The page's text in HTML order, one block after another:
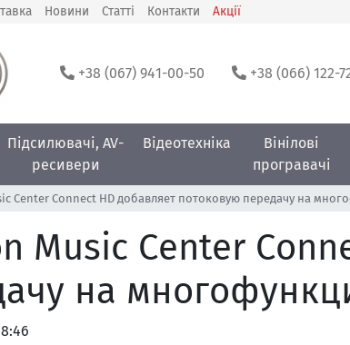
Новини Статті Контакти Акції
+38 (067) 941-00-50 +38 (066) 122-
Підсилювачі, AV-
ресивери
Відеотехніка
Вінілові
програвачі
Center Connect HD добавляет потоковую передачу на
Music Center
на